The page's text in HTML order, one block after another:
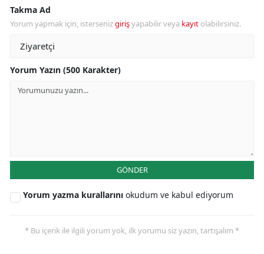
Takma Ad
Yorum yapmak için, istersenizgirişyapabilir veya kayıt olabilirsiniz.
Yorum Yazın (500 Karakter)
GÖNDER
Yorum yazma kurallarını okudum ve kabul ediyorum
* Bu içerik ile ilgili yorum yok, ilk yorumu siz yazın, tartışalım *